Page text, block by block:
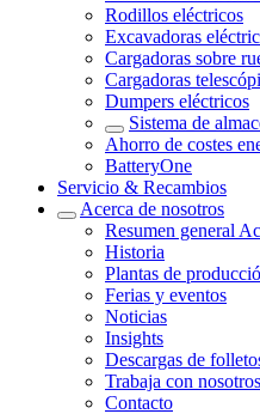
Rodillos eléctricos
Excavadoras
Cargadoras sobre
Cargadoras
Dumpers eléctricos
Sistema de
Ahorro de costes
BatteryOne
Servicio & Recambios
Acerca de nosotros
Resumen general
Historia
Plantas de
Ferias y eventos
Noticias
Insights
Descargas de
Trabaja con nosotros
Contacto